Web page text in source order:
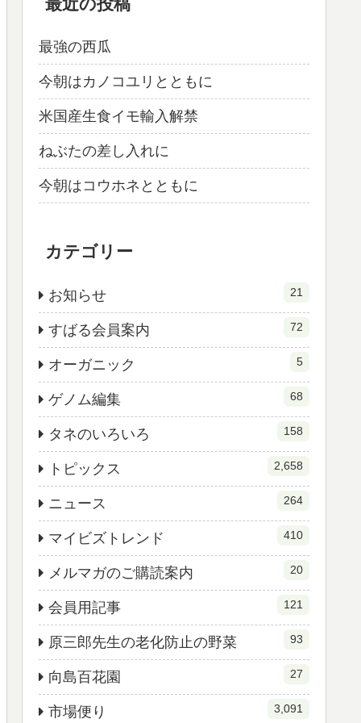
最強の西瓜
今朝はカノコユリとともに
米国産生食イモ輸入解禁
ねぶたの差し入れに
今朝はコウホネとともに
カテゴリー
お知らせ 21
すばる会員案内 72
オーガニック 5
ゲノム編集 68
タネのいろいろ 158
トピックス 2,658
ニュース 264
マイビズトレンド 410
メルマガのご購読案内 20
会員用記事 121
原三郎先生の老化防止の野菜 93
向島百花園 27
市場便り 3,091